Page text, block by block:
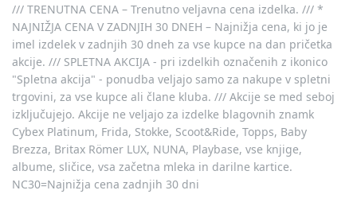
/// TRENUTNA CENA – Trenutno veljavna cena izdelka. /// *
NAJNIŽJA CENA V ZADNJIH 30 DNEH – Najnižja cena, ki jo je
imel izdelek v zadnjih 30 dneh za vse kupce na dan pričetka
akcije. /// SPLETNA AKCIJA - pri izdelkih označenih z ikonico
"Spletna akcija" - ponudba veljajo samo za nakupe v spletni
trgovini, za vse kupce ali člane kluba. /// Akcije se med seboj
izključujejo. Akcije ne veljajo za izdelke blagovnih znamk
Cybex Platinum, Frida, Stokke, Scoot&Ride, Topps, Baby
Brezza, Britax Römer LUX, NUNA, Playbase, vse knjige,
albume, sličice, vsa začetna mleka in darilne kartice.
NC30=Najnižja cena zadnjih 30 dni